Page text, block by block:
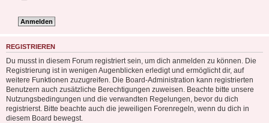
REGISTRIEREN
Du musst in diesem Forum registriert sein, um dich anmelden zu können. Die
Registrierung ist in wenigen Augenblicken erledigt und ermöglicht dir, auf
weitere Funktionen zuzugreifen. Die Board-Administration kann registrierten
Benutzern auch zusätzliche Berechtigungen zuweisen. Beachte bitte unsere
Nutzungsbedingungen und die verwandten Regelungen, bevor du dich
registrierst. Bitte beachte auch die jeweiligen Forenregeln, wenn du dich in
diesem Board bewegst.